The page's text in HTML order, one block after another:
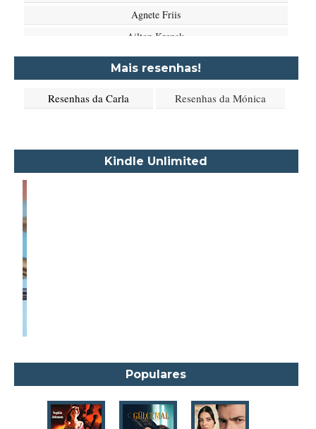
Agnete Friis
Ailton Krenak
Aimée de Jongh
Aione Simões
Alexandre Dumas Filho
Angela Marsons
Anne Frank
Anne Gracie
Mais resenhas!
Resenhas da Carla Resenhas da Mónica
Kindle Unlimited
Populares